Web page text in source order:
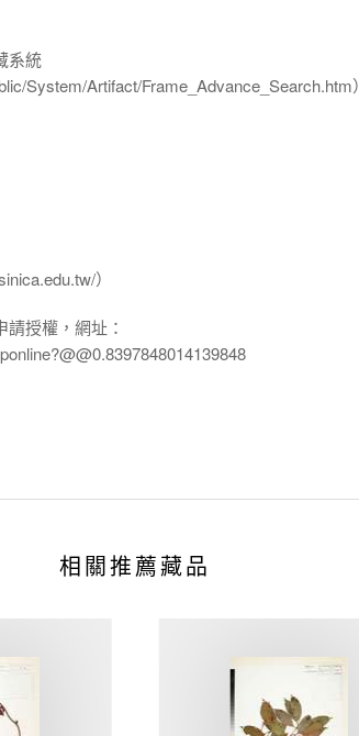
系統
System/Artifact/Frame_Advance_Search.htm）
）
授權，網址：
相關推薦藏品